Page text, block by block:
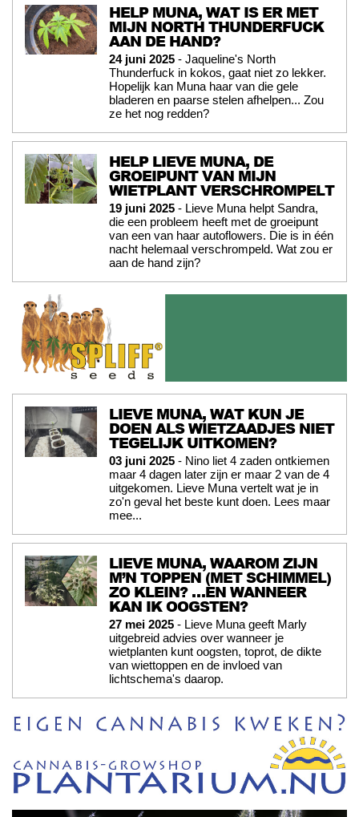
HELP MUNA, WAT IS ER MET
MIJN NORTH THUNDERFUCK
AAN DE HAND?
24 juni 2025 - Jaqueline's North
Thunderfuck in kokos, gaat niet zo lekker.
Hopelijk kan Muna haar van die gele
bladeren en paarse stelen afhelpen... Zou
ze het nog redden?
HELP LIEVE MUNA, DE
GROEIPUNT VAN MIJN
WIETPLANT VERSCHROMPELT
19 juni 2025 - Lieve Muna helpt Sandra,
die een probleem heeft met de groeipunt
van een van haar autoflowers. Die is in één
nacht helemaal verschrompeld. Wat zou er
aan de hand zijn?
LIEVE MUNA, WAT KUN JE
DOEN ALS WIETZAADJES NIET
TEGELIJK UITKOMEN?
03 juni 2025 - Nino liet 4 zaden ontkiemen
maar 4 dagen later zijn er maar 2 van de 4
uitgekomen. Lieve Muna vertelt wat je in
zo'n geval het beste kunt doen. Lees maar
mee...
LIEVE MUNA, WAAROM ZIJN
M’N TOPPEN (MET SCHIMMEL)
ZO KLEIN? …EN WANNEER
KAN IK OOGSTEN?
27 mei 2025 - Lieve Muna geeft Marly
uitgebreid advies over wanneer je
wietplanten kunt oogsten, toprot, de dikte
van wiettoppen en de invloed van
lichtschema's daarop.